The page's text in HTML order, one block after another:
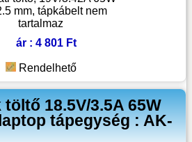
mm, tápkábelt nem
tartalmaz
ár : 4 801 Ft
Rendelhető
18.5V/3.5A 65W
tápegység : AK-